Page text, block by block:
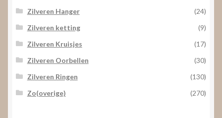
Zilveren Hanger
(24)
Zilveren ketting
(9)
Zilveren Kruisjes
(17)
Zilveren Oorbellen
(30)
Zilveren Ringen
(130)
Zo(overige)
(270)